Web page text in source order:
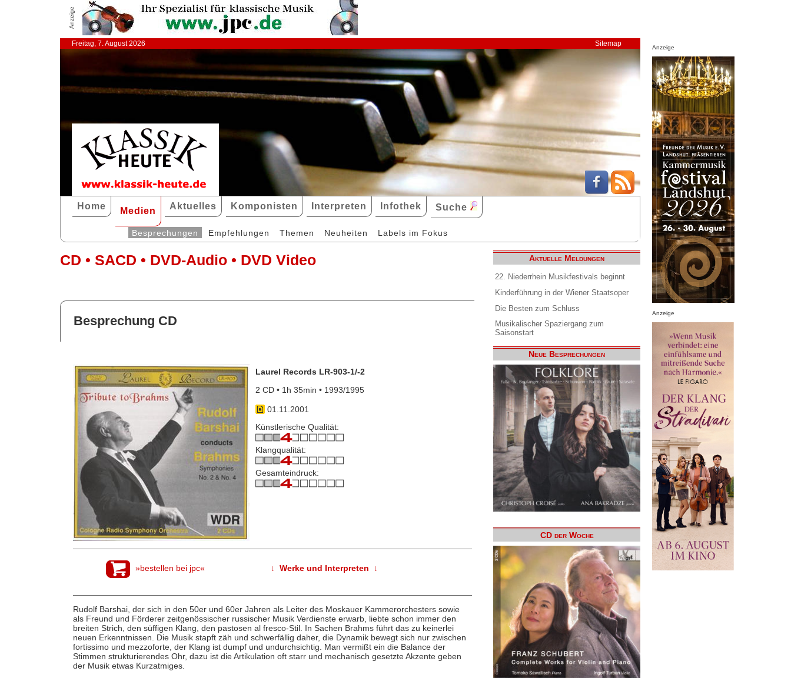
Anzeige
Freitag, 7. August 2026 Sitemap
Home Medien Aktuelles Komponisten Interpreten Infothek Suche
Besprechungen Empfehlungen Themen Neuheiten Labels im Fokus
CD • SACD • DVD-Audio • DVD Video
Besprechung CD
Laurel Records LR-903-1/-2
2 CD • 1h 35min • 1993/1995
01.11.2001
Künstlerische Qualität:
Klangqualität:
Gesamteindruck:
»bestellen bei jpc« ↓ Werke und Interpreten ↓
Rudolf Barshai, der sich in den 50er und 60er Jahren als Leiter des Moskauer Kammerorchesters sowie
als Freund und Förderer zeitgenössischer russischer Musik Verdienste erwarb, liebte schon immer den
breiten Strich, den süffigen Klang, den pastosen al fresco-Stil. In Sachen Brahms führt das zu keinerlei
neuen Erkenntnissen. Die Musik stapft zäh und schwerfällig daher, die Dynamik bewegt sich nur zwischen
fortissimo und mezzoforte, der Klang ist dumpf und undurchsichtig. Man vermißt ein die Balance der
Stimmen strukturierendes Ohr, dazu ist die Artikulation oft starr und mechanisch gesetzte Akzente geben
der Musik etwas Kurzatmiges.
Aktuelle Meldungen
22. Niederrhein Musikfestivals beginnt
Kinderführung in der Wiener Staatsoper
Die Besten zum Schluss
Musikalischer Spaziergang zum
Saisonstart
Neue Besprechungen
CD der Woche
Anzeige
Anzeige